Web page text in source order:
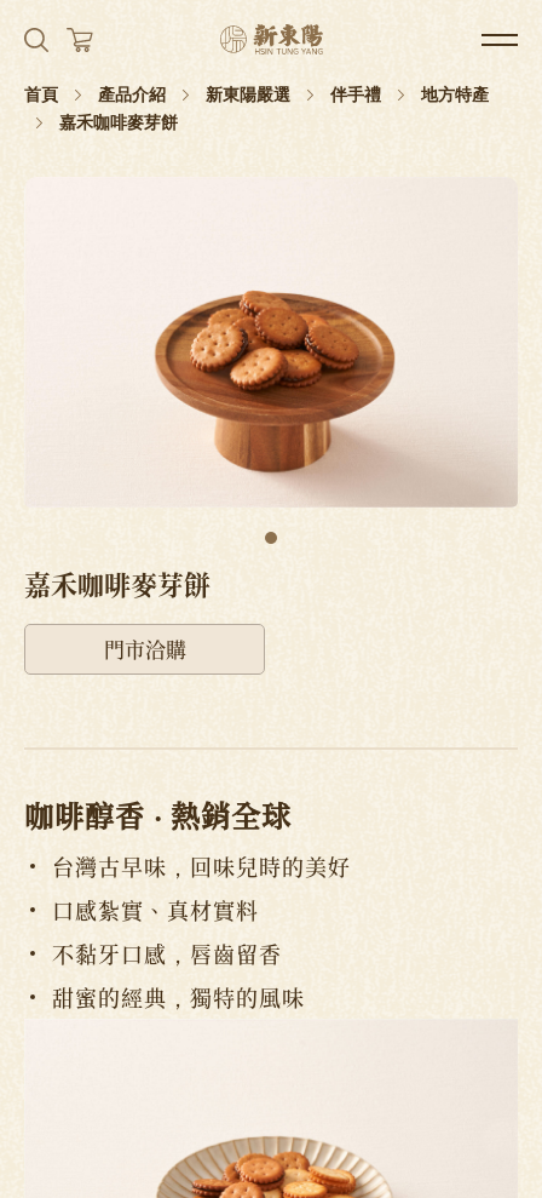
首頁 產品介紹 新東陽嚴選 伴手禮
地方特產
嘉禾咖啡麥芽餅
嘉禾咖啡麥芽餅
門市洽購
咖啡醇香 ‧ 熱銷全球
台灣古早味，回味兒時的美好
口感紮實、真材實料
不黏牙口感，唇齒留香
甜蜜的經典，獨特的風味